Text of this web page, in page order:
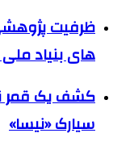
ظرفیت
های بنیاد
کشف یک قمر
سیارک «نیسا»